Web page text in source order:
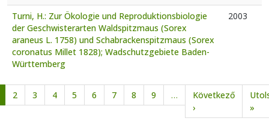
Turni, H.: Zur Ökologie und Reproduktionsbiologie
der Geschwisterarten Waldspitzmaus (Sorex
araneus L. 1758) und Schabrackenspitzmaus (Sorex
coronatus Millet 1828); Wadschutzgebiete Baden-
Württemberg
2003
Pagination
2 3 4 5 6 7 8 9 …
Következő
›Next page
»